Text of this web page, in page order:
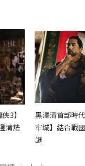
3】
清謠
黑澤清首部時
牢城】結合戰
謎